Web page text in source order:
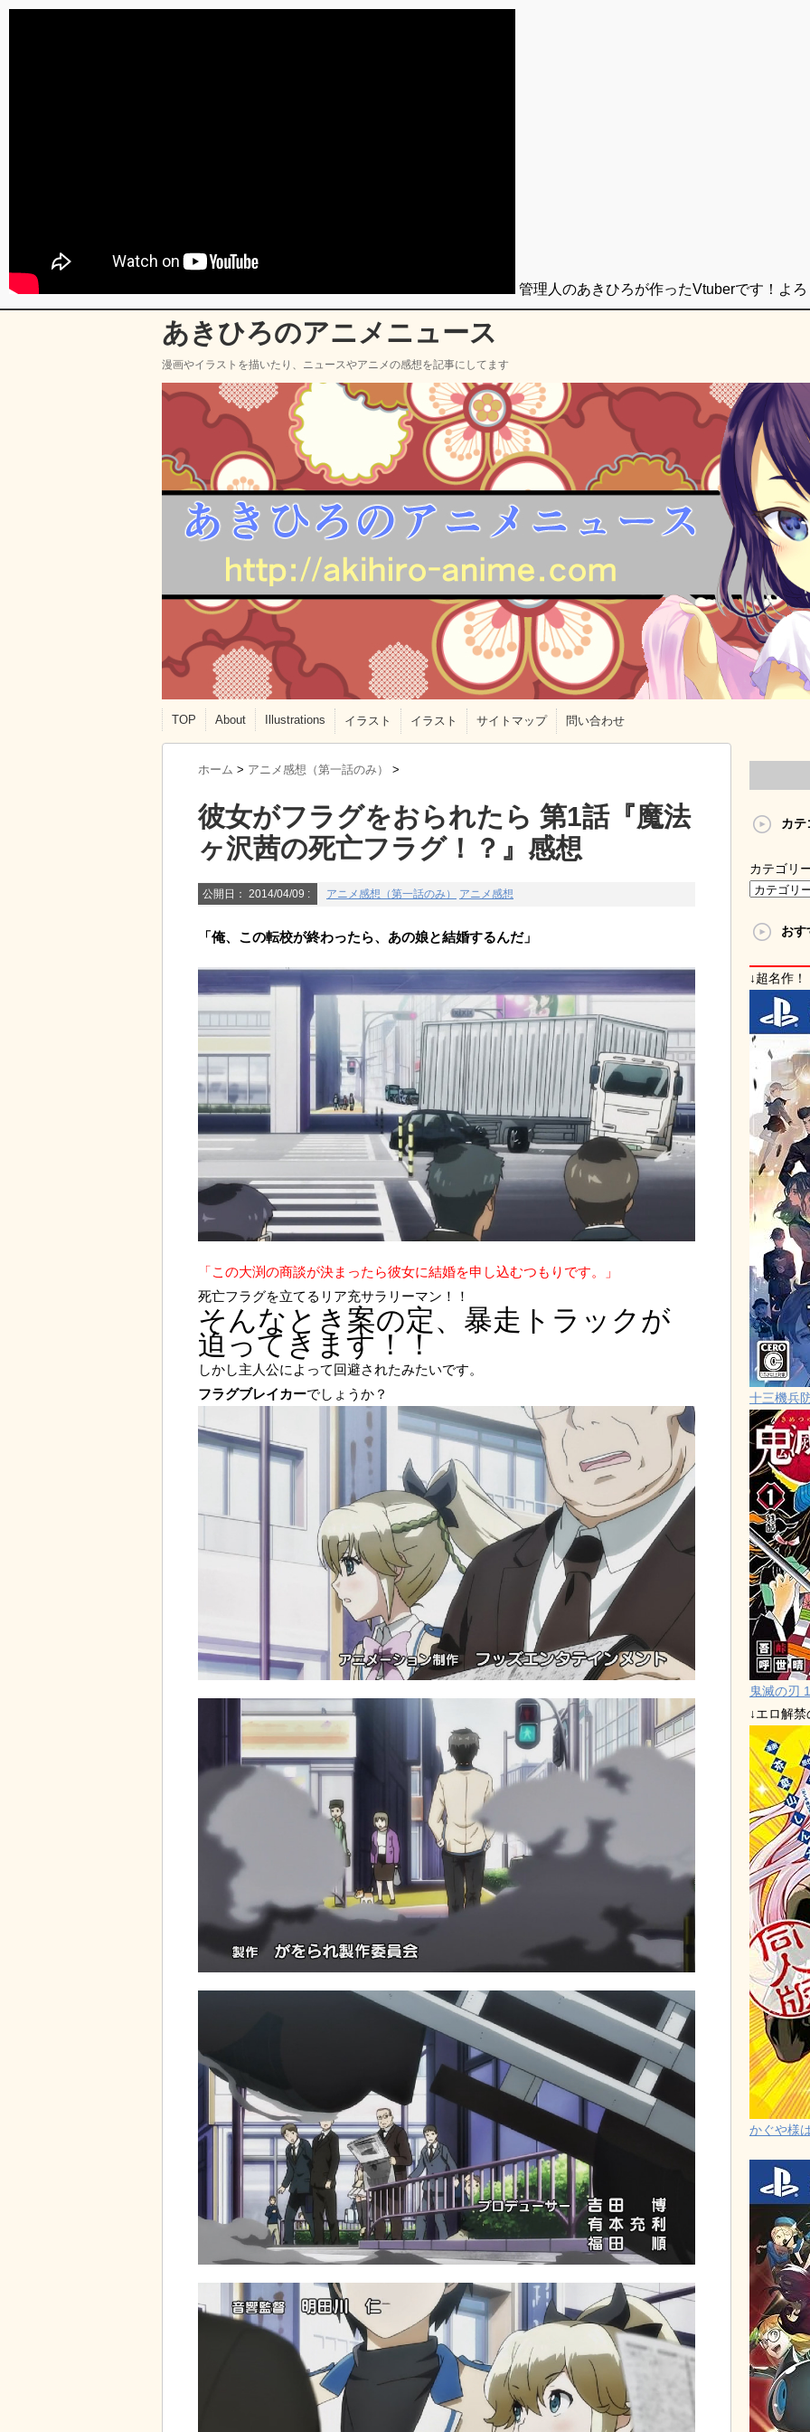
あきひろのアニメニュース
漫画やイラストを描いたり、ニュースやアニメの感想を記事にしてます
TOP About Illustrations イラスト イラスト サイトマップ 問い合わせ
ホーム > アニメ感想（第一話のみ） >
彼女がフラグをおられたら 第1話『魔法
ヶ沢茜の死亡フラグ！？』感想
公開日： 2014/04/09 : アニメ感想（第一話のみ） アニメ感想
「俺、この転校が終わったら、あの娘と結婚するんだ」
「この大渕の商談が決まったら彼女に結婚を申し込むつもりです。」
死亡フラグを立てるリア充サラリーマン！！
そんなとき案の定、暴走トラックが
迫ってきます！！
しかし主人公によって回避されたみたいです。
フラグブレイカーでしょうか？
カテ
カテゴリ
お
↓超名作！
十三機兵
鬼滅の刃
↓エロ解
かぐや様
管理人のあきひろが作ったVtuberです！よ